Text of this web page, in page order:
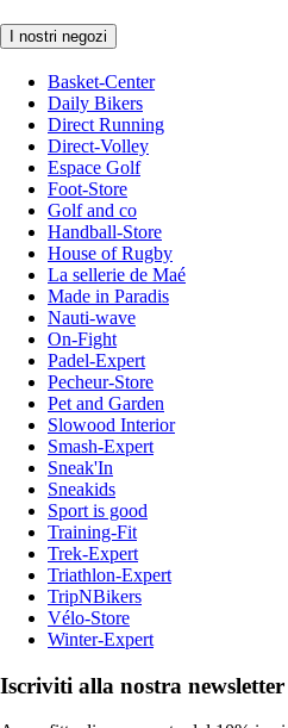
I nostri negozi
Basket-Center
Daily Bikers
Direct Running
Direct-Volley
Espace Golf
Foot-Store
Golf and co
Handball-Store
House of Rugby
La sellerie de Maé
Made in Paradis
Nauti-wave
On-Fight
Padel-Expert
Pecheur-Store
Pet and Garden
Slowood Interior
Smash-Expert
Sneak'In
Sneakids
Sport is good
Training-Fit
Trek-Expert
Triathlon-Expert
TripNBikers
Vélo-Store
Winter-Expert
Iscriviti alla nostra newsletter